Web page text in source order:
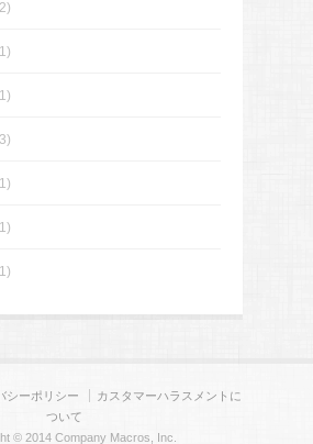
シーポリシー
カスタマーハラスメントに
ついて
© 2014 Company Macros, Inc.